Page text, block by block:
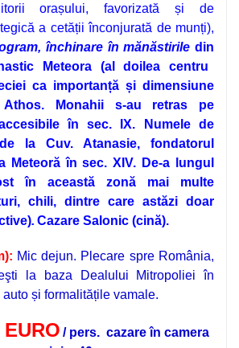
orașului, favorizată și de
a cetății înconjurată de munți),
închinare înmănăstiriledin
Meteora (al doilea centru
ca importanță și dimensiune
Athos. Monahii s-au retras pe
în sec. IX. Numele de
la Cuv. Atanasie, fondatorul
Meteoră în sec. XIV. De-a lungul
în această zonă mai multe
chili, dintre care astăzi doar
. Cazare Salonic (cină).
Mic dejun. Plecare spre România,
la baza Dealului Mitropoliei în
și formalitățile vamale.
EURO / pers. cazare în camera